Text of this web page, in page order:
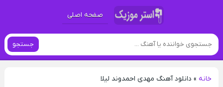
صفحه اصلی
جستجو
خانه» دانلود آهنگ مهدی احمدوند لیلا